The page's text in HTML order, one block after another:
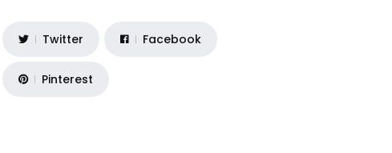
Twitter Facebook
Pinterest